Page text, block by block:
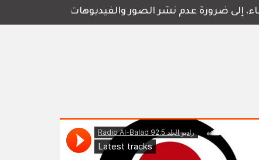
ضرورة عدم نشر الصور والفيديوهات التي لا تحتوي